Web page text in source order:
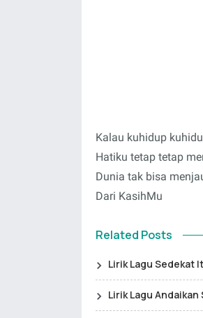
Kalau kuhidup
Hatiku tetap tetap
Dunia tak bisa
Dari KasihMu
Related Posts
Lirik Lagu Sedekat
Lirik Lagu